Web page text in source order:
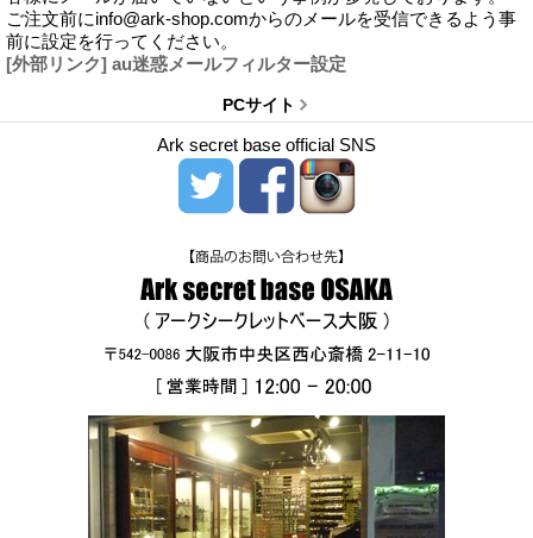
ご注文前にinfo@ark-shop.comからのメールを受信できるよう事
前に設定を行ってください。
[外部リンク] au迷惑メールフィルター設定
PCサイト
Ark secret base official SNS